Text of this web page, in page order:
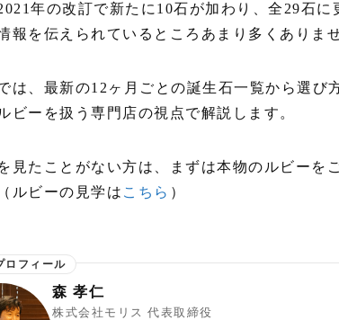
年の改訂で新たに10石が加わり、全29石
報を伝えられているところあまり多くありませ
は、最新の12ヶ月ごとの誕生石一覧から選び
ビーを扱う専門店の視点で解説します。
見たことがない方は、まずは本物のルビーを
ルビーの見学は こちら ）
森 孝仁
株式会社モリス 代表取締役